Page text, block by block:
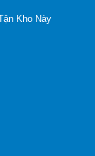
Kho Này